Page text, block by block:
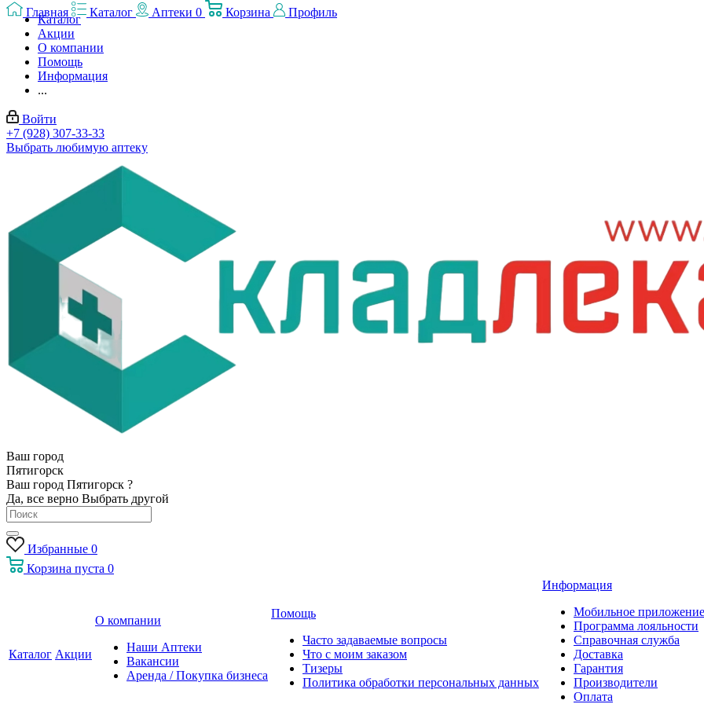
Каталог
Акции
О компании
Помощь
Информация
...
Войти
+7 (928) 307-33-33
Выбрать любимую аптеку
Ваш город
Пятигорск
Ваш город Пятигорск ?
Да, все верно Выбрать другой
Избранные 0
Корзина пуста 0
Каталог Акции
О компании
Наши Аптеки
Вакансии
Аренда / Покупка бизнеса
Помощь
Часто задаваемые вопросы
Что с моим заказом
Тизеры
Политика обработки персональных данных
Информация
Мобильное приложение
Программа лояльности
Справочная служба
Доставка
Гарантия
Производители
Оплата
Главная Каталог Аптеки 0 Корзина Профиль